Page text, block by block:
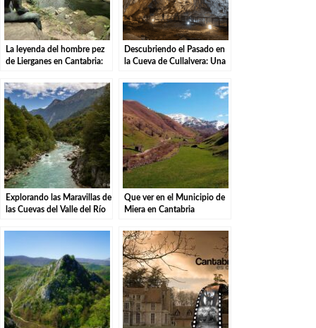
La leyenda del hombre pez
de Lierganes en Cantabria:
Descubriendo el Pasado en
la Cueva de Cullalvera: Una
Cantabria
Explorando las Maravillas de
las Cuevas del Valle del Río
Que ver en el Municipio de
Miera en Cantabria